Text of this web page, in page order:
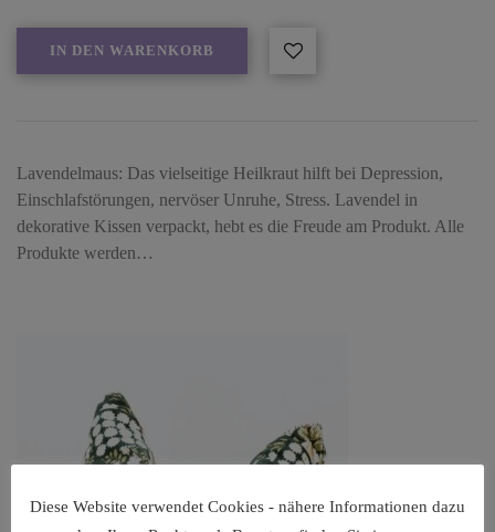
IN DEN WARENKORB
Lavendelmaus: Das vielseitige Heilkraut hilft bei Depression,
Einschlafstörungen, nervöser Unruhe, Stress. Lavendel in
dekorative Kissen verpackt, hebt es die Freude am Produkt. Alle
Produkte werden…
Diese Website verwendet Cookies - nähere Informationen dazu